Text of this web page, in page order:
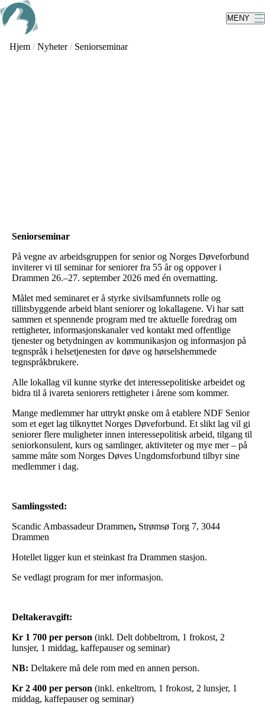
Skip
to
main
content
MENY
Hjem / Nyheter / Seniorseminar
Seniorseminar
På vegne av arbeidsgruppen for senior og Norges Døveforbund
inviterer vi til seminar for seniorer fra 55 år og oppover i
Drammen 26.–27. september 2026 med én overnatting.
Målet med seminaret er å styrke sivilsamfunnets rolle og
tillitsbyggende arbeid blant seniorer og lokallagene. Vi har satt
sammen et spennende program med tre aktuelle foredrag om
rettigheter, informasjonskanaler ved kontakt med offentlige
tjenester og betydningen av kommunikasjon og informasjon på
tegnspråk i helsetjenesten for døve og hørselshemmede
tegnspråkbrukere.
Alle lokallag vil kunne styrke det interessepolitiske arbeidet og
bidra til å ivareta seniorers rettigheter i årene som kommer.
Mange medlemmer har uttrykt ønske om å etablere NDF Senior
som et eget lag tilknyttet Norges Døveforbund. Et slikt lag vil gi
seniorer flere muligheter innen interessepolitisk arbeid, tilgang til
seniorkonsulent, kurs og samlinger, aktiviteter og mye mer – på
samme måte som Norges Døves Ungdomsforbund tilbyr sine
medlemmer i dag.
Samlingssted:
Scandic Ambassadeur Drammen, Strømsø Torg 7, 3044
Drammen
Hotellet ligger kun et steinkast fra Drammen stasjon.
Se vedlagt program for mer informasjon.
Deltakeravgift:
Kr 1 700 per person (inkl. Delt dobbeltrom, 1 frokost, 2
lunsjer, 1 middag, kaffepauser og seminar)
NB: Deltakere må dele rom med en annen person.
Kr 2 400 per person (inkl. enkeltrom, 1 frokost, 2 lunsjer, 1
middag, kaffepauser og seminar)